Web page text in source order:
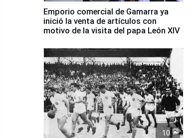
Emporio comercial de Gamarra ya
inició la venta de artículos con
motivo de la visita del papa León XIV
10